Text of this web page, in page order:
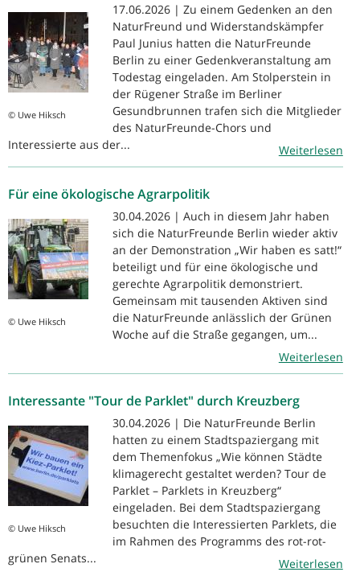
© Uwe Hiksch
17.06.2026 | Zu einem Gedenken an den
NaturFreund und Widerstandskämpfer
Paul Junius hatten die NaturFreunde
Berlin zu einer Gedenkveranstaltung am
Todestag eingeladen. Am Stolperstein in
der Rügener Straße im Berliner
Gesundbrunnen trafen sich die Mitglieder
des NaturFreunde-Chors und
Interessierte aus der...
Weiterlesen
Für eine ökologische Agrarpolitik
© Uwe Hiksch
30.04.2026 | Auch in diesem Jahr haben
sich die NaturFreunde Berlin wieder aktiv
an der Demonstration „Wir haben es satt!“
beteiligt und für eine ökologische und
gerechte Agrarpolitik demonstriert.
Gemeinsam mit tausenden Aktiven sind
die NaturFreunde anlässlich der Grünen
Woche auf die Straße gegangen, um...
Weiterlesen
Interessante "Tour de Parklet" durch Kreuzberg
© Uwe Hiksch
30.04.2026 | Die NaturFreunde Berlin
hatten zu einem Stadtspaziergang mit
dem Themenfokus „Wie können Städte
klimagerecht gestaltet werden? Tour de
Parklet – Parklets in Kreuzberg“
eingeladen. Bei dem Stadtspaziergang
besuchten die Interessierten Parklets, die
im Rahmen des Programms des rot-rot-
grünen Senats...
Weiterlesen